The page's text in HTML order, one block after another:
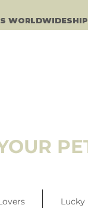
Lucky